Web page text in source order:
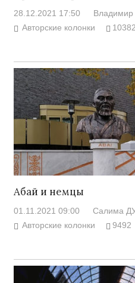
28.12.2021 17:50
Авторские колонки
10382
Абай и немцы
01.11.2021 09:00
Салима
Авторские колонки
9492